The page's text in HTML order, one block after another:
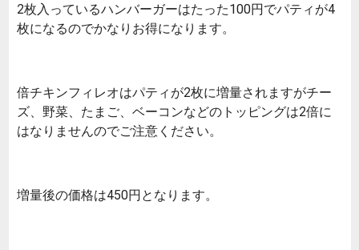
2枚入っているハンバーガーはたった100円でパティが4
枚になるのでかなりお得になります。
倍チキンフィレオはパティが2枚に増量されますがチー
ズ、野菜、たまご、ベーコンなどのトッピングは2倍に
はなりませんのでご注意ください。
増量後の価格は450円となります。